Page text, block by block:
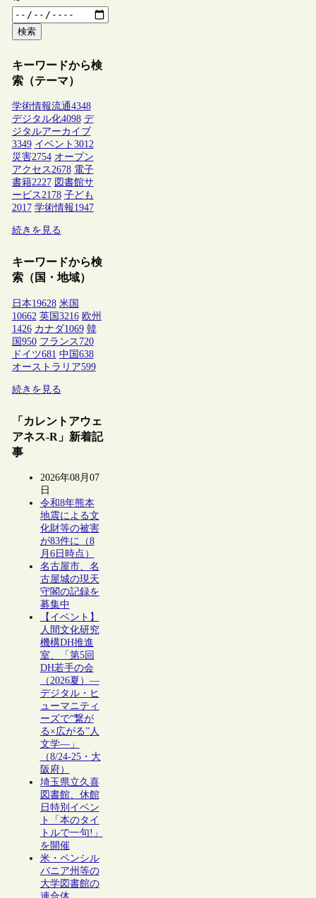
検索
キーワードから検
索（テーマ）
学術情報流通4348
デジタル化4098 デ
ジタルアーカイブ
3349 イベント 3012
災害2754 オープン
アクセス2678 電子
書籍2227 図書館サ
ービス2178 子ども
2017 学術情報1947
続きを見る
キーワードから検
索（国・地域）
日本19628 米国
10662 英国 3216 欧州
1426 カナダ1069 韓
国 950 フランス 720
ドイツ681 中国 638
オーストラリア599
続きを見る
「カレントアウェ
アネス-R」新着記
事
2026年08月07
日
令和8年熊本
地震による文
化財等の被害
が83件に（8
月6日時点）
名古屋市、名
古屋城の現天
守閣の記録を
募集中
【イベント】
人間文化研究
機構DH推進
室、「第5回
DH若手の会
（2026夏）―
デジタル・ヒ
ューマニティ
ーズで“繋が
る×広がる”人
文学―」
（8/24-25・大
阪府）
埼玉県立久喜
図書館、休館
日特別イベン
ト「本のタイ
トルで一句!」
を開催
米・ペンシル
バニア州等の
大学図書館の